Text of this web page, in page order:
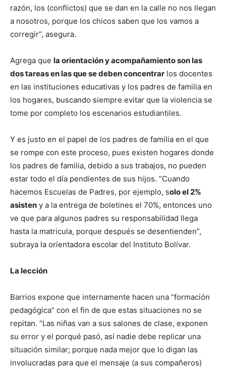
razón, los (conflictos) que se dan en la calle no nos llegan
a nosotros, porque los chicos saben que los vamos a
corregir”, asegura.
Agrega que la orientación y acompañamiento son las
dos tareas en las que se deben concentrar los docentes
en las instituciones educativas y los padres de familia en
los hogares, buscando siempre evitar que la violencia se
tome por completo los escenarios estudiantiles.
Y es justo en el papel de los padres de familia en el que
se rompe con este proceso, pues existen hogares donde
los padres de familia, debido a sus trabajos, no pueden
estar todo el día pendientes de sus hijos. “Cuando
hacemos Escuelas de Padres, por ejemplo, solo el 2%
asisten y a la entrega de boletines el 70%, entonces uno
ve que para algunos padres su responsabilidad llega
hasta la matricula, porque después se desentienden”,
subraya la orientadora escolar del Instituto Bolívar.
La lección
Barrios expone que internamente hacen una “formación
pedagógica” con el fin de que estas situaciones no se
repitan. “Las niñas van a sus salones de clase, exponen
su error y el porqué pasó, así nadie debe replicar una
situación similar; porque nada mejor que lo digan las
involucradas para que el mensaje (a sus compañeros)